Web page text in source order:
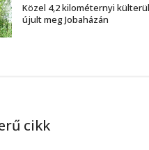
Közel 4,2 kilométernyi
újult meg Jobaházán
cikk